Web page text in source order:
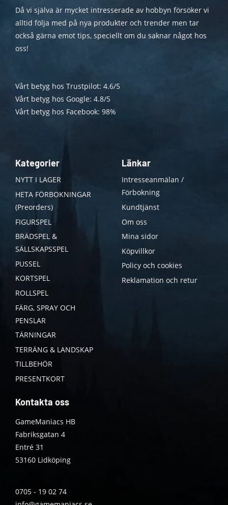
Då vi själva är mycket intresserade av hobbyn försöker vi
alltid följa med på nya produkter och trender men tar
också gärna emot tips, speciellt om du saknar något hos
oss!
Vårt betyg hos Trustpilot: 4.6/5
Vårt betyg hos Google: 4.8/5
Vårt betyg hos Facebook: 98%
Kategorier
NYTT I LAGER
HETA FÖRBOKNINGAR
(Preorders)
FIGURSPEL
BRÄDSPEL &
SÄLLSKAPSSPEL
PUSSEL
KORTSPEL
ROLLSPEL
FÄRG, SPRAY OCH
PENSLAR
TÄRNINGAR
TERRÄNG & LANDSKAP
TILLBEHÖR
PRESENTKORT
Länkar
Intresseanmälan /
Förbokning
Kundtjänst
Om oss
Mina sidor
Köpvillkor
Policy och cookies
Reklamation och retur
Kontakta oss
GameManiacs HB
Fabriksgatan 4
Entré 31
53160 Lidköping
0705 - 19 02 74